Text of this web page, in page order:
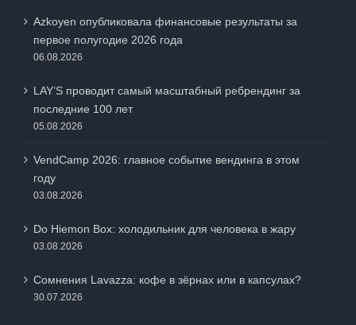
Azkoyen опубликовала финансовые результаты за
первое полугодие 2026 года
06.08.2026
LAY’S проводит самый масштабный ребрендинг за
последние 100 лет
05.08.2026
VendCamp 2026: главное событие вендинга в этом
году
03.08.2026
Do Hiemon Box: холодильник для человека в жару
03.08.2026
Сомнения Lavazza: кофе в зёрнах или в капсулах?
30.07.2026